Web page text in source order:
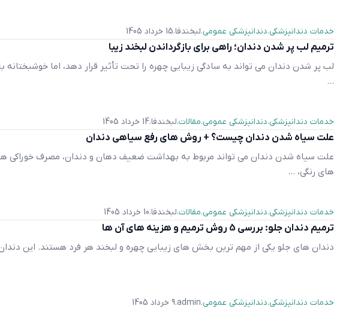
خدمات دندانپزشکی دندانپزشکی عمومی لبخندفا 15 خرداد 1405
ترمیم لب پر شدن دندان؛ راهی برای بازگرداندن لبخند زیبا
لب پر شدن دندان می‌ تواند به سادگی زیبایی چهره را تحت تأثیر قرار دهد، اما خوشبختانه
...
خدمات دندانپزشکی دندانپزشکی عمومی مقالات لبخندفا 14 خرداد 1405
علت سیاه شدن دندان چیست؟ + روش های رفع سیاهی دندان
علت سیاه شدن دندان می تواند مربوط به بهداشت ضعیف دهان و دندان، مصرف خوراکی
های رنگی، ...
خدمات دندانپزشکی دندانپزشکی عمومی مقالات لبخندفا 10 خرداد 1405
ترمیم دندان جلو: بررسی 5 روش ترمیم و هزینه های آن ها
دندان های جلو یکی از مهم ترین بخش های زیبایی چهره و لبخند هر فرد هستند. این
خدمات دندانپزشکی دندانپزشکی عمومی admin9 خرداد 1405